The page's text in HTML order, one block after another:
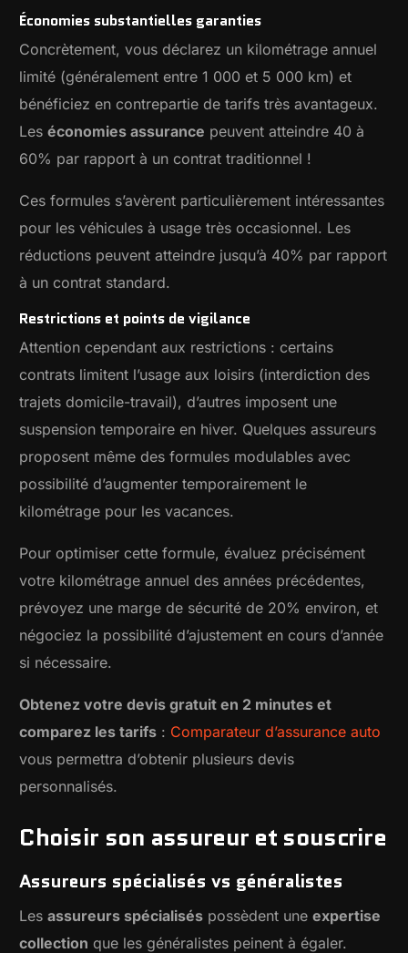
Économies substantielles garanties
Concrètement, vous déclarez un kilométrage annuel
limité (généralement entre 1 000 et 5 000 km) et
bénéficiez en contrepartie de tarifs très avantageux.
Leséconomies assurance peuvent atteindre 40 à
60% par rapport à un contrat traditionnel !
Ces formules s’avèrent particulièrement intéressantes
pour les véhicules à usage très occasionnel. Les
réductions peuvent atteindre jusqu’à 40% par rapport
à un contrat standard.
Restrictions et points de vigilance
Attention cependant aux restrictions : certains
contrats limitent l’usage aux loisirs (interdiction des
trajets domicile-travail), d’autres imposent une
suspension temporaire en hiver. Quelques assureurs
proposent même des formules modulables avec
possibilité d’augmenter temporairement le
kilométrage pour les vacances.
Pour optimiser cette formule, évaluez précisément
votre kilométrage annuel des années précédentes,
prévoyez une marge de sécurité de 20% environ, et
négociez la possibilité d’ajustement en cours d’année
si nécessaire.
Obtenez votre devis gratuit en 2 minutes et
comparez les tarifs : Comparateur d’assurance auto
vous permettra d’obtenir plusieurs devis
personnalisés.
Choisir son assureur et souscrire
Assureurs spécialisés vs généralistes
Lesassureurs spécialisés possèdent uneexpertise
collection que les généralistes peinent à égaler.